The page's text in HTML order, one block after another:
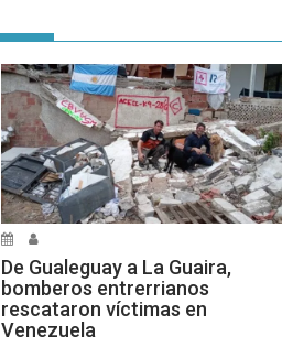
De Gualeguay a La Guaira,
bomberos entrerrianos
rescataron víctimas en
Venezuela